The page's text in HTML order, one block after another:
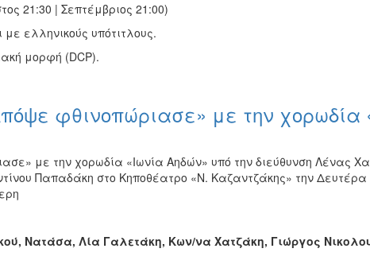
21:30 | Σεπτέμβριος 21:00)
ελληνικούς υπότιτλους.
μορφή (DCP).
φθινοπώριασε» με την χορωδία
με την χορωδία «Ιωνία Αηδών» υπό την διεύθυνση Λένας
Παπαδάκη στο Κηποθέατρο «Ν. Καζαντζάκης» την Δευτέρα
Νατάσα, Λία Γαλετάκη, Κων/να Χατζάκη, Γιώργος